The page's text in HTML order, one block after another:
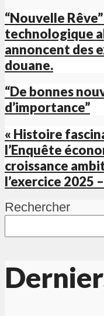
“Nouvelle
technologique
annoncent des
douane.
“De bonnes
d’importance”
« Histoire
l’Enquête
croissance
l’exercice 2025
Rechercher